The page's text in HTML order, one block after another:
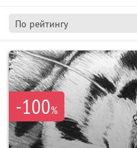
По рейтингу
-100%